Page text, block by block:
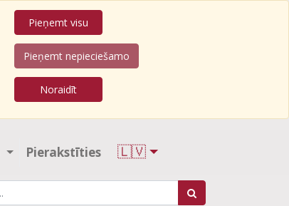
Pieņemt visu
Pieņemt nepieciešamo
Noraidīt
Pierakstīties 🇱🇻